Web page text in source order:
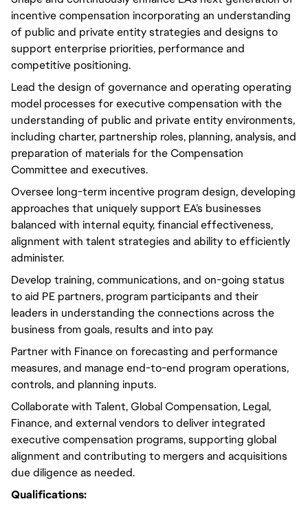
incentive compensation incorporating an understanding
of public and private entity strategies and designs to
support enterprise priorities, performance and
competitive positioning.
Lead the design of governance and operating operating
model processes for executive compensation with the
understanding of public and private entity environments,
including charter, partnership roles, planning, analysis, and
preparation of materials for the Compensation
Committee and executives.
Oversee long-term incentive program design, developing
approaches that uniquely support EA’s businesses
balanced with internal equity, financial effectiveness,
alignment with talent strategies and ability to efficiently
administer.
Develop training, communications, and on-going status
to aid PE partners, program participants and their
leaders in understanding the connections across the
business from goals, results and into pay.
Partner with Finance on forecasting and performance
measures, and manage end-to-end program operations,
controls, and planning inputs.
Collaborate with Talent, Global Compensation, Legal,
Finance, and external vendors to deliver integrated
executive compensation programs, supporting global
alignment and contributing to mergers and acquisitions
due diligence as needed.
Qualifications: